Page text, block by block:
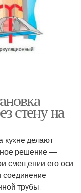
стену на
кухне делают
решение —
смещении его оси
соединение
трубы.